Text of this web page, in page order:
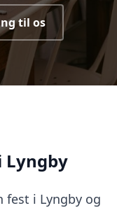
til os
Lyngby
fest i Lyngby og